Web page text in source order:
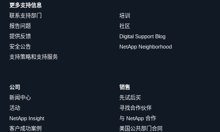
更多支持信息
联系支持部门
报告问题
提供反馈
安全公告
支持策略和支持服务
培训
社区
Digital Support Blog
NetApp Neighborhood
公司
新闻中心
活动
NetApp Insight
客户成功案例
销售
先试后买
寻找合作伙伴
与 NetApp 合作
美国公共部门合同